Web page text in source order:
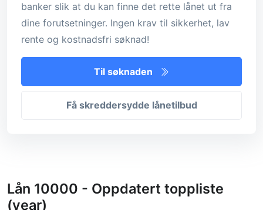
banker slik at du kan finne det rette lånet ut fra
dine forutsetninger. Ingen krav til sikkerhet, lav
rente og kostnadsfri søknad!
Til søknaden
Få skreddersydde lånetilbud
Lån 10000 - Oppdatert toppliste
(year)